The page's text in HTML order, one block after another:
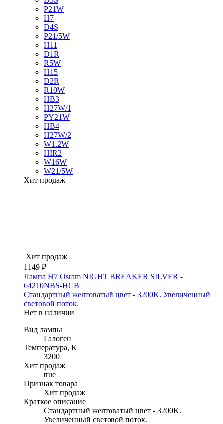
P21W
H7
D4S
P21/5W
H11
D1R
R5W
H15
D2R
R10W
HB3
H27W/1
PY21W
HB4
H27W/2
W1.2W
HIR2
W16W
W21/5W
Хит продаж
Хит продаж
1149 ₽
Лампа H7 Osram NIGHT BREAKER SILVER -
64210NBS-HCB
Стандартный желтоватый цвет - 3200K. Увеличенный
световой поток.
Нет в наличии
Вид лампы
Галоген
Температура, К
3200
Хит продаж
true
Признак товара
Хит продаж
Краткое описание
Стандартный желтоватый цвет - 3200K.
Увеличенный световой поток.